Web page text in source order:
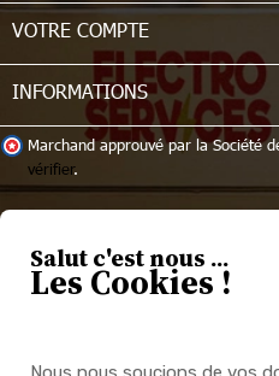
VOTRE COMPTE
INFORMATIONS
Salut c'est nous ...
Les Cookies !
Marchand approuvé par la Société
vérifier.